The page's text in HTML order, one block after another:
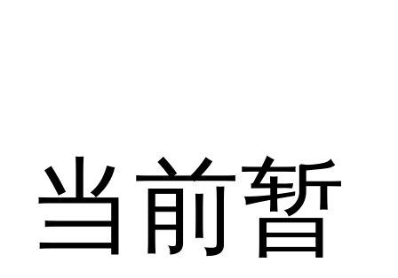
当前暂